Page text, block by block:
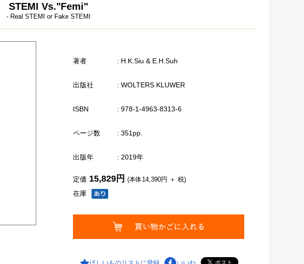
STEMI Vs."Femi"
- Real STEMI or Fake STEMI
著者 : H.K.Siu & E.H.Suh
出版社 : WOLTERS KLUWER
ISBN : 978-1-4963-8313-6
ページ数 : 351pp.
出版年 : 2019年
在庫
定価 15,829円 (本体14,390円 ＋ 税)